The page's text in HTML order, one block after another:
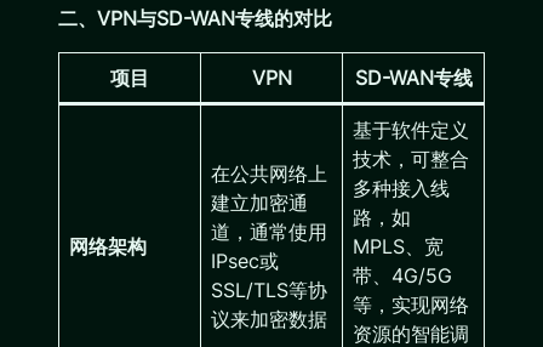
二、VPN与SD-WAN专线的对比
项目 VPN SD-WAN专线
网络架构
在公共网络上
建立加密通
道，通常使用
IPsec或
SSL/TLS等协
议来加密数据
基于软件定义
技术，可整合
多种接入线
路，如
MPLS、宽
带、4G/5G
等，实现网络
资源的智能调